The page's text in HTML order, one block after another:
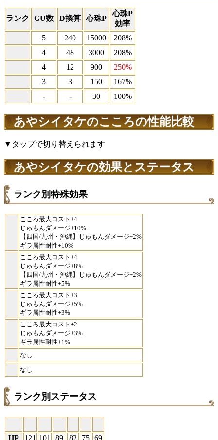
ランク GU数 D換算 心珠P
心珠P
効率
5
240 15000
208%
4
48 3000
208%
4
12 900
250%
3
3 150
167%
-
- 30 100%
あやシイタケのこころの性能比較
▼タップで切り替えられます
あやシイタケの効果とステータス
ランク別特殊効果
こころ最大コスト+4
じゅもんダメージ+10%
【四国/九州・沖縄】じゅもんダメージ+2%
ギラ属性耐性+10%
こころ最大コスト+4
じゅもんダメージ+8%
【四国/九州・沖縄】じゅもんダメージ+2%
ギラ属性耐性+5%
こころ最大コスト+3
じゅもんダメージ+5%
ギラ属性耐性+3%
こころ最大コスト+2
じゅもんダメージ+3%
ギラ属性耐性+1%
なし
なし
ランク別ステータス
HP 121 101 89 82 75 69